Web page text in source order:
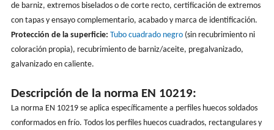
de barniz, extremos biselados o de corte recto, certificación de extremos
con tapas y ensayo complementario, acabado y marca de identificación.
Protección de la superficie: Tubo cuadrado negro(sin recubrimiento ni
coloración propia), recubrimiento de barniz/aceite, pregalvanizado,
galvanizado en caliente.
Descripción de la norma EN 10219:
La norma EN 10219 se aplica específicamente a perfiles huecos soldados
conformados en frío. Todos los perfiles huecos cuadrados, rectangulares y